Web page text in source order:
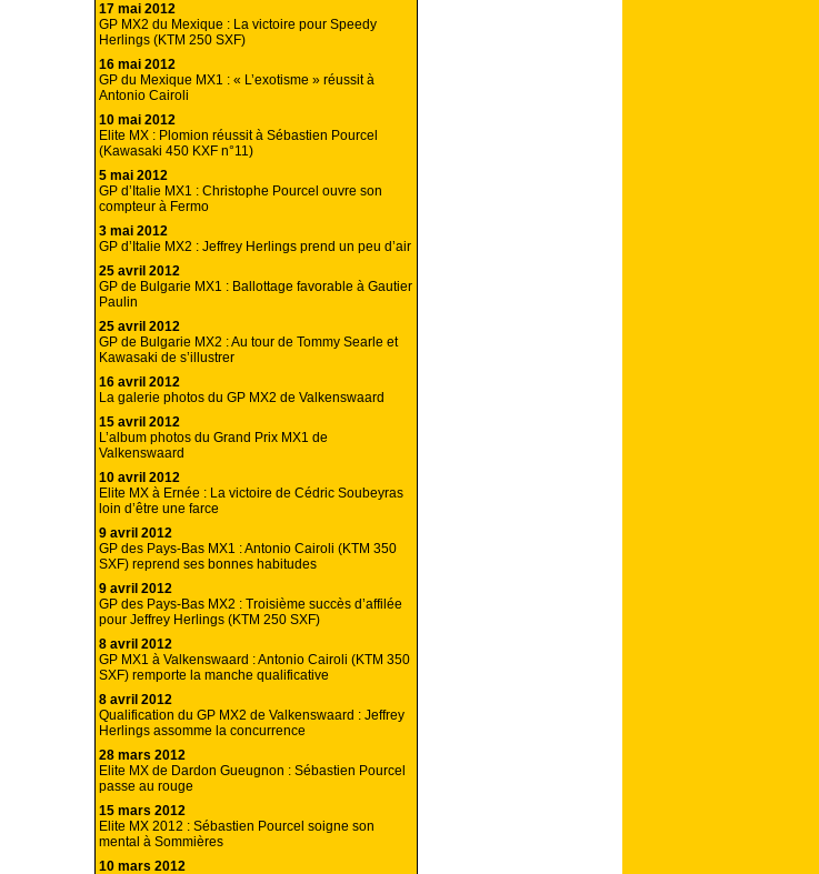
17 mai 2012
GP MX2 du Mexique : La victoire pour Speedy
Herlings (KTM 250 SXF)
16 mai 2012
GP du Mexique MX1 : « L’exotisme » réussit à
Antonio Cairoli
10 mai 2012
Elite MX : Plomion réussit à Sébastien Pourcel
(Kawasaki 450 KXF n°11)
5 mai 2012
GP d’Italie MX1 : Christophe Pourcel ouvre son
compteur à Fermo
3 mai 2012
GP d’Italie MX2 : Jeffrey Herlings prend un peu d’air
25 avril 2012
GP de Bulgarie MX1 : Ballottage favorable à Gautier
Paulin
25 avril 2012
GP de Bulgarie MX2 : Au tour de Tommy Searle et
Kawasaki de s’illustrer
16 avril 2012
La galerie photos du GP MX2 de Valkenswaard
15 avril 2012
L’album photos du Grand Prix MX1 de
Valkenswaard
10 avril 2012
Elite MX à Ernée : La victoire de Cédric Soubeyras
loin d’être une farce
9 avril 2012
GP des Pays-Bas MX1 : Antonio Cairoli (KTM 350
SXF) reprend ses bonnes habitudes
9 avril 2012
GP des Pays-Bas MX2 : Troisième succès d’affilée
pour Jeffrey Herlings (KTM 250 SXF)
8 avril 2012
GP MX1 à Valkenswaard : Antonio Cairoli (KTM 350
SXF) remporte la manche qualificative
8 avril 2012
Qualification du GP MX2 de Valkenswaard : Jeffrey
Herlings assomme la concurrence
28 mars 2012
Elite MX de Dardon Gueugnon : Sébastien Pourcel
passe au rouge
15 mars 2012
Elite MX 2012 : Sébastien Pourcel soigne son
mental à Sommières
10 mars 2012